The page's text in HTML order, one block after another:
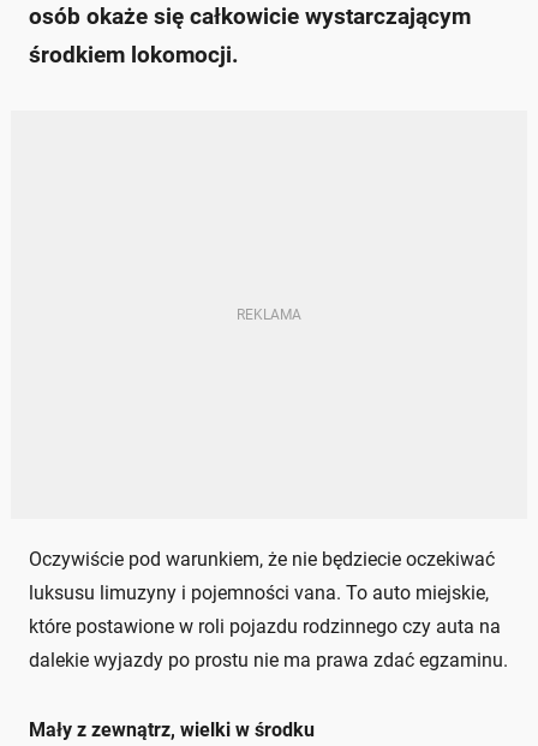
osób okaże się całkowicie wystarczającym
środkiem lokomocji.
Oczywiście pod warunkiem, że nie będziecie oczekiwać
luksusu limuzyny i pojemności vana. To auto miejskie,
które postawione w roli pojazdu rodzinnego czy auta na
dalekie wyjazdy po prostu nie ma prawa zdać egzaminu.
Mały z zewnątrz, wielki w środku